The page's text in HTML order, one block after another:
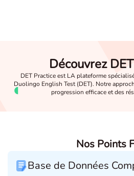
Découvrez
DET Practice est LA plateforme
Duolingo English Test (DET). Notre
progression efficace et des
Nos Points
Base de Données